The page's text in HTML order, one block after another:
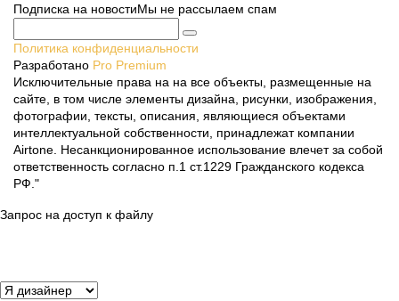
Подписка на новостиМы не рассылаем спам
Политика конфиденциальности
Разработано Pro Premium
Исключительные права на на все объекты, размещенные на
сайте, в том числе элементы дизайна, рисунки, изображения,
фотографии, тексты, описания, являющиеся объектами
интеллектуальной собственности, принадлежат компании
Airtone. Несанкционированное использование влечет за собой
ответственность согласно п.1 ст.1229 Гражданского кодекса
РФ."
Запрос на доступ к файлу